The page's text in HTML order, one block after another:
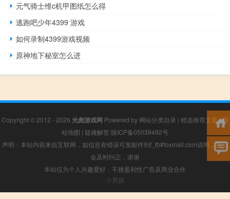
元气骑士维c机甲图纸怎么得
逃跑吧少年4399 游戏
如何录制4399游戏视频
原神地下秘室怎么进
Copyright © 2012 - 2026 光彪游戏网 Powered by 网站分类目录 | 精选推荐文章|网
站地图 | 疑难解答 陕ICP备05039492号
声明：本站内容来自互联网，如信息有错误可发邮件到f_fb#foxmail.com说明，我们
会及时纠正，谢谢
本站仅为个人兴趣爱好，不接盈利性广告及商业合作
小男孩